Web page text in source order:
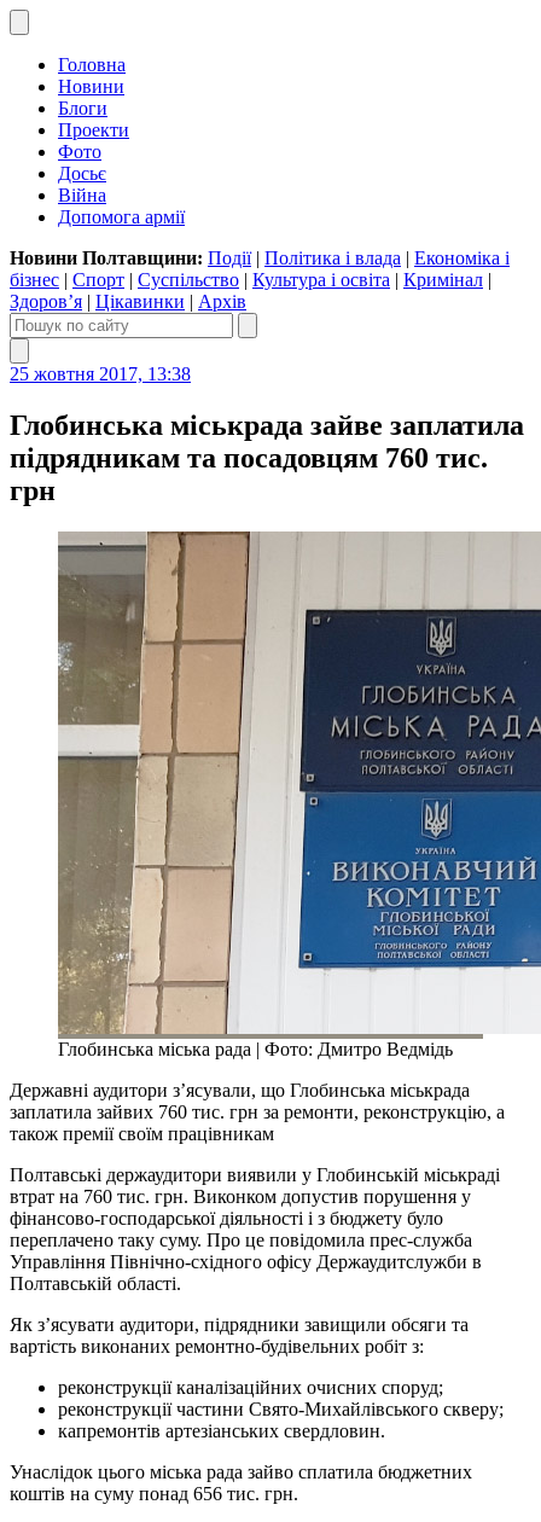
Головна
Новини
Блоги
Проекти
Фото
Досьє
Війна
Допомога армії
Новини Полтавщини: Події| Політика і влада | Економіка і
бізнес | Спорт | Суспільство | Культура і освіта | Кримінал |
Здоров’я | Цікавинки | Архів
25 жовтня 2017, 13:38
Глобинська міськрада зайве заплатила
підрядникам та посадовцям 760 тис.
грн
Глобинська міська рада | Фото: Дмитро Ведмідь
Державні аудитори з’ясували, що Глобинська міськрада
заплатила зайвих 760 тис. грн за ремонти, реконструкцію, а
також премії своїм працівникам
Полтавські держаудитори виявили у Глобинській міськраді
втрат на 760 тис. грн. Виконком допустив порушення у
фінансово-господарської діяльності і з бюджету було
переплачено таку суму. Про це повідомила прес-служба
Управління Північно-східного офісу Держаудитслужби в
Полтавській області.
Як з’ясувати аудитори, підрядники завищили обсяги та
вартість виконаних ремонтно-будівельних робіт з:
реконструкції каналізаційних очисних споруд;
реконструкції частини Свято-Михайлівського скверу;
капремонтів артезіанських свердловин.
Унаслідок цього міська рада зайво сплатила бюджетних
коштів на суму понад 656 тис. грн.